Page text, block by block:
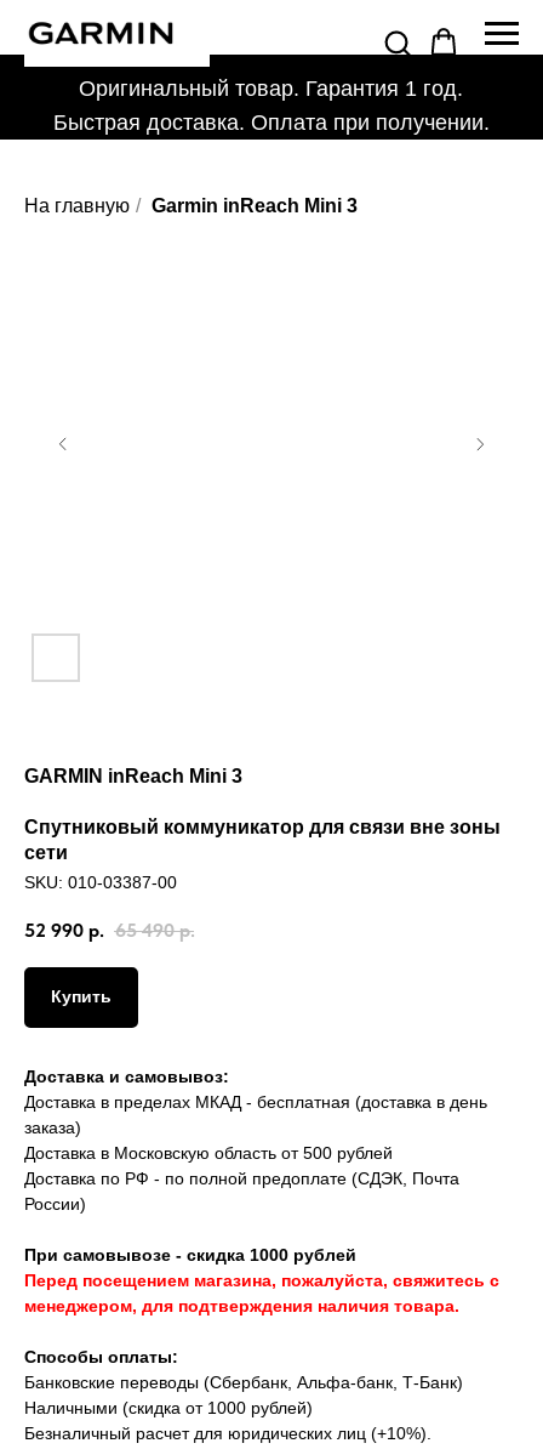
Оригинальный товар. Гарантия 1 год.
Быстрая доставка. Оплата при получении.
На главную / Garmin inReach Mini 3
GARMIN inReach Mini 3
Спутниковый коммуникатор для связи вне зоны
сети
SKU: 010-03387-00
52 990 р. 65 490 р.
Купить
Доставка и самовывоз:
Доставка в пределах МКАД - бесплатная (доставка в день
заказа)
Доставка в Московскую область от 500 рублей
Доставка по РФ - по полной предоплате (СДЭК, Почта
России)
При самовывозе - скидка 1000 рублей
Перед посещением магазина, пожалуйста, свяжитесь с
менеджером, для подтверждения наличия товара.
Способы оплаты:
Банковские переводы (Сбербанк, Альфа-банк, Т-Банк)
Наличными (скидка от 1000 рублей)
Безналичный расчет для юридических лиц (+10%).